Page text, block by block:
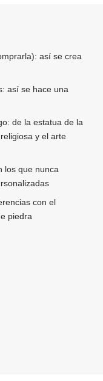
así se crea
así se hace una
de la estatua de la
y el arte
los que nunca
con el
piedra